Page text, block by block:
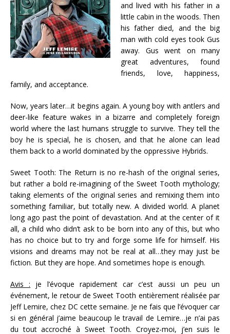
and lived with his father in a
little cabin in the woods. Then
his father died, and the big
man with cold eyes took Gus
away. Gus went on many
great adventures, found
friends, love, happiness,
family, and acceptance.
Now, years later…it begins again. A young boy with antlers and
deer-like feature wakes in a bizarre and completely foreign
world where the last humans struggle to survive. They tell the
boy he is special, he is chosen, and that he alone can lead
them back to a world dominated by the oppressive Hybrids.
Sweet Tooth: The Return is no re-hash of the original series,
but rather a bold re-imagining of the Sweet Tooth mythology;
taking elements of the original series and remixing them into
something familiar, but totally new. A divided world. A planet
long ago past the point of devastation. And at the center of it
all, a child who didn’t ask to be born into any of this, but who
has no choice but to try and forge some life for himself. His
visions and dreams may not be real at all…they may just be
fiction. But they are hope. And sometimes hope is enough.
Avis : je l’évoque rapidement car c’est aussi un peu un
événement, le retour de Sweet Tooth entièrement réalisée par
Jeff Lemire, chez DC cette semaine. Je ne fais que l’évoquer car
si en général j’aime beaucoup le travail de Lemire…je n’ai pas
du tout accroché à Sweet Tooth. Croyez-moi, j’en suis le